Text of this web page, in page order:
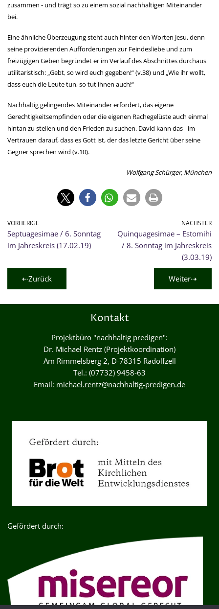
zusammen - und trägt so zu einem sozial nachhaltigen Miteinander
bei.
Eine ähnliche Überzeugung steht auch hinter den Worten Jesu, denn
seine provizierenden Aufforderungen zur Feindesliebe und zum
freizügigen Geben begründet er im Verlauf des Abschnittes durchaus
utilitaristisch: „Gebt, so wird euch gegeben!“ (v.38) und „Wie ihr wollt,
dass euch die Leute tun, so tut ihnen auch!“
Nachhaltig gelingendes Miteinander erfordert, das eigene
Gerechtigkeitsempfinden oder die eigenen Rachegelüste auch einmal
hintan zu stellen und den Frieden zu suchen. David kann das - im
Vertrauen darauf, dass es Gott ist, der das letzte Gericht über seine
Gegner sprechen wird (v.10).
Wolfgang Schürger, München
VORHERIGE
Septuagesimae / 6. Sonntag
im Jahreskreis (17.02.19)
NÄCHSTER
Quinquagesimae – Estomihi
/ 8. Sonntag im Jahreskreis
(3.03.19)
⇠Zurück Weiter⇢
Kontakt
Projektbüro "nachhaltig predigen":
Dr. Michael Rentz (Projektkoordination)
Am Rimmelsberg 2, D-78315 Radolfzell
Tel.: (07732) 9458-63
Email: michael.rentz@nachhaltig-predigen.de
Gefördert durch: